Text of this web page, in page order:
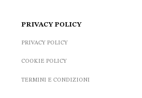
PRIVACY POLICY
PRIVACY POLICY
COOKIE POLICY
TERMINI E CONDIZIONI